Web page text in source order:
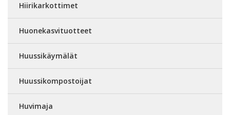
Hiirikarkottimet
Huonekasvituotteet
Huussikäymälät
Huussikompostoijat
Huvimaja